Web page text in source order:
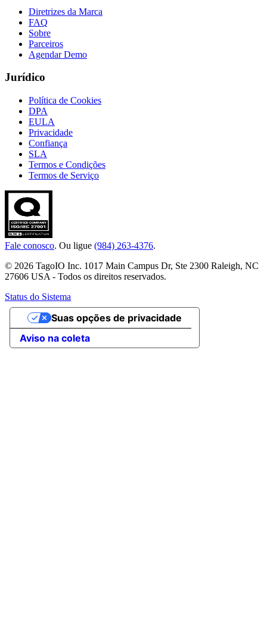
Diretrizes da Marca
FAQ
Sobre
Parceiros
Agendar Demo
Jurídico
Política de Cookies
DPA
EULA
Privacidade
Confiança
SLA
Termos e Condições
Termos de Serviço
Fale conosco. Ou ligue (984) 263-4376.
© 2026 TagoIO Inc. 1017 Main Campus Dr, Ste 2300 Raleigh, NC
27606 USA - Todos os direitos reservados.
Status do Sistema
Aviso na coleta
Suas opções de privacidade